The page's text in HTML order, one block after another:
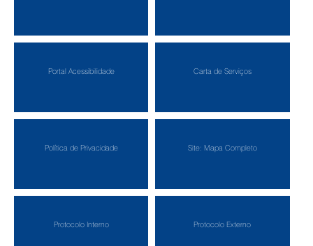
Portal Acessibilidade Carta de Serviços
Política de Privacidade Site: Mapa Completo
Protocolo Interno Protocolo Externo